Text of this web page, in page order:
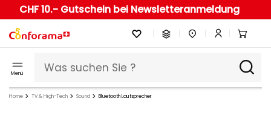
CHF 10.- Gutschein bei Newsletteranmeldung
Menü
Home TV & High-Tech Sound Bluetooth Lautsprecher